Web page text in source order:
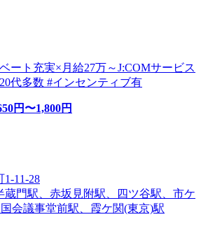
ト充実×月給27万～J:COMサービス
代多数 #インセンティブ有
円〜1,800円
11-28
蔵門駅、赤坂見附駅、四ツ谷駅、市ケ
会議事堂前駅、霞ケ関(東京)駅